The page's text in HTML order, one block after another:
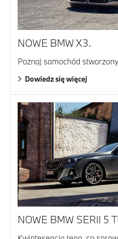
NOWE BMW X3.
Poznaj samochód
Dowiedz się więcej
NOWE BMW SERII 5